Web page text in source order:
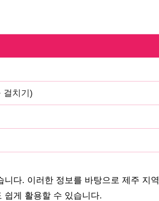
걸치기)
다. 이러한 정보를 바탕으로 제주 지역
쉽게 활용할 수 있습니다.